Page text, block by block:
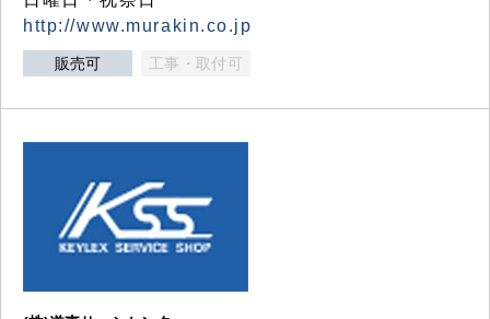
http://www.murakin.co.jp
販売可 工事・取付可